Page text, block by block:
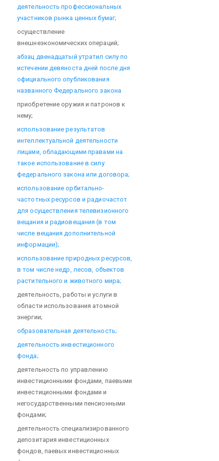
деятельность профессиональных
участников рынка ценных бумаг;
осуществление
внешнеэкономических операций;
абзац двенадцатый утратил силу по
истечении девяноста дней после дня
официального опубликования
названного Федерального закона
приобретение оружия и патронов к
нему;
использование результатов
интеллектуальной деятельности
лицами, обладающими правами на
такое использование в силу
федерального закона или договора;
использование орбитально-
частотных ресурсов и радиочастот
для осуществления телевизионного
вещания и радиовещания (в том
числе вещания дополнительной
информации);
использование природных ресурсов,
в том числе недр, лесов, объектов
растительного и животного мира;
деятельность, работы и услуги в
области использования атомной
энергии;
образовательная деятельность;
деятельность инвестиционного
фонда;
деятельность по управлению
инвестиционными фондами, паевыми
инвестиционными фондами и
негосударственными пенсионными
фондами;
деятельность специализированного
депозитария инвестиционных
фондов, паевых инвестиционных